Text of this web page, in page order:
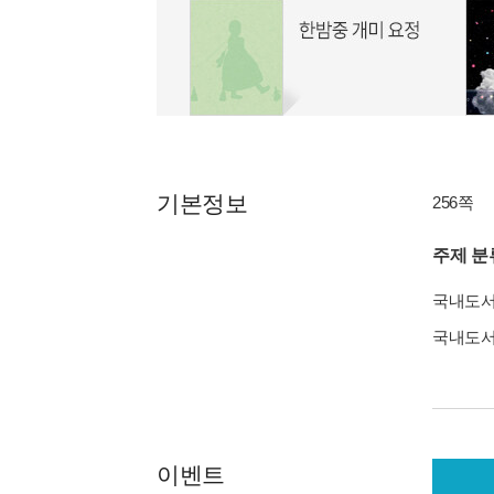
기본정보 256쪽
주제 분
국내도
국내도
이벤트